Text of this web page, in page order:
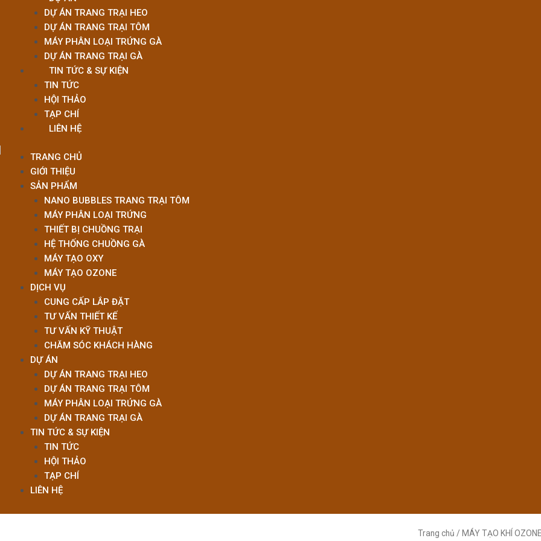
DỰ ÁN TRANG TRẠI HEO
DỰ ÁN TRANG TRẠI TÔM
MÁY PHÂN LOẠI TRỨNG GÀ
DỰ ÁN TRANG TRẠI GÀ
TIN TỨC & SỰ KIỆN
TIN TỨC
HỘI THẢO
TẠP CHÍ
LIÊN HỆ
TRANG CHỦ
GIỚI THIỆU
SẢN PHẨM
NANO BUBBLES TRANG TRẠI TÔM
MÁY PHÂN LOẠI TRỨNG
THIẾT BỊ CHUỒNG TRẠI
HỆ THỐNG CHUỒNG GÀ
MÁY TẠO OXY
MÁY TẠO OZONE
DỊCH VỤ
CUNG CẤP LẮP ĐẶT
TƯ VẤN THIẾT KẾ
TƯ VẤN KỸ THUẬT
CHĂM SÓC KHÁCH HÀNG
DỰ ÁN
DỰ ÁN TRANG TRẠI HEO
DỰ ÁN TRANG TRẠI TÔM
MÁY PHÂN LOẠI TRỨNG GÀ
DỰ ÁN TRANG TRẠI GÀ
TIN TỨC & SỰ KIỆN
TIN TỨC
HỘI THẢO
TẠP CHÍ
LIÊN HỆ
Trang chủ / MÁY TẠO KHÍ OZONE